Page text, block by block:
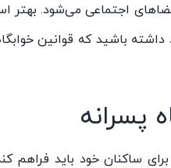
اجتماعی می‌شود. بهتر
داشته باشید که قوانین
پسرانه
ساکنان خود باید فراهم